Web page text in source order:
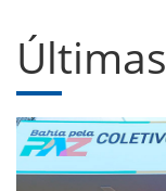
Últimas